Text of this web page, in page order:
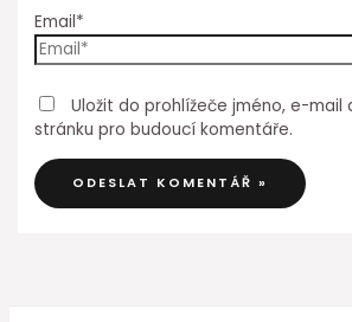
Email*
Uložit do prohlížeče jméno, e-mail
stránku pro budoucí komentáře.